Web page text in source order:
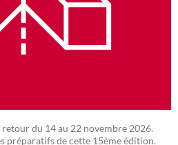
retour du 14 au 22 novembre 2026.
préparatifs de cette 15ème édition.